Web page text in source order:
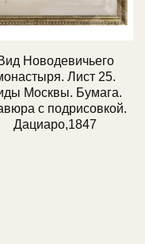
деталей.
сертификата с
лица.
Новодевичьего
Лист 25.
Москвы. Бумага.
с подрисовкой.
Дациаро,1847